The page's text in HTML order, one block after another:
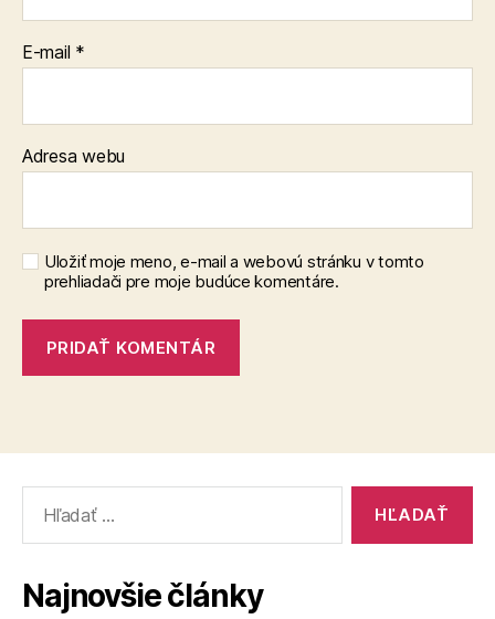
E-mail *
Adresa webu
Uložiť moje meno, e-mail a webovú stránku v tomto
prehliadači pre moje budúce komentáre.
Najnovšie články